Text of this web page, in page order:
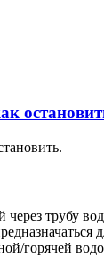
через трубу
горячей